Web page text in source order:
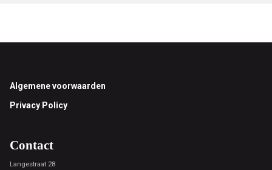
Footer
Algemene voorwaarden
Privacy Policy
Contact
Langestraat 28